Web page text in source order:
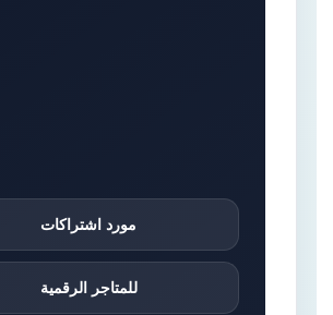
مورد اشتراكات
للمتاجر الرقمية